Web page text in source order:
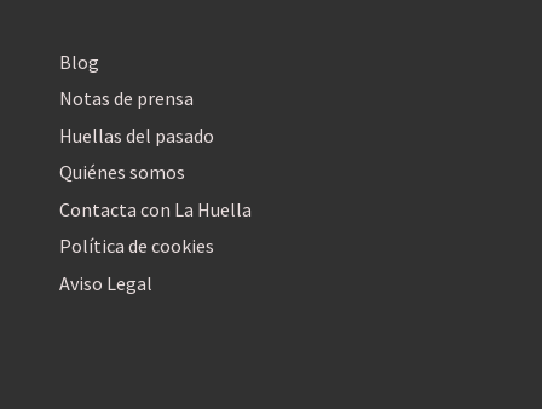
Blog
Notas de prensa
Huellas del pasado
Quiénes somos
Contacta con La Huella
Política de cookies
Aviso Legal